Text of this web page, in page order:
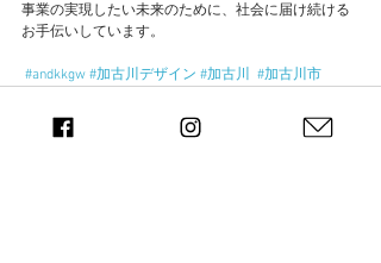
事業の実現したい未来のために、社会に届け続ける
お手伝いしています。
#andkkgw #加古川デザイン #加古川 #加古川市